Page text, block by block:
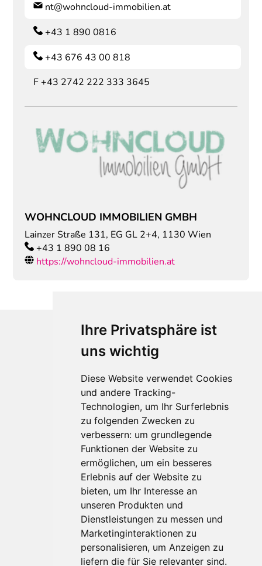
Ihre Privatsphäre ist
uns wichtig
Diese Website verwendet Cookies
und andere Tracking-
Technologien, um Ihr Surferlebnis
zu folgenden Zwecken zu
verbessern: um grundlegende
Funktionen der Website zu
ermöglichen, um ein besseres
Erlebnis auf der Website zu
bieten, um Ihr Interesse an
unseren Produkten und
Dienstleistungen zu messen und
Marketinginteraktionen zu
personalisieren, um Anzeigen zu
liefern die für Sie relevanter sind.
nt@wohncloud-immobilien.at
+43 1 890 0816
+43 676 43 00 818
F+43 2742 222 333 3645
WOHNCLOUD IMMOBILIEN GMBH
Lainzer Straße 131, EG GL 2+4, 1130 Wien
+43 1 890 08 16
https://wohncloud-immobilien.at
Für Makler:innen
Über Uns
Vorteile
Kontakt
Software Partner
Teilnahme
FAQ
Für Makler:innen